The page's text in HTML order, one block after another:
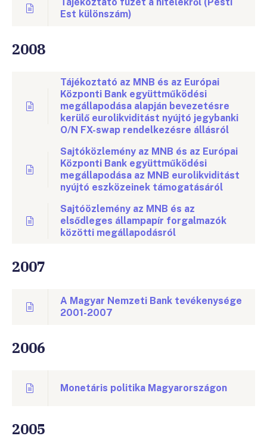
Est különszám)
2008
Tájékoztató az MNB és az Európai
Központi Bank együttműködési
megállapodása alapján bevezetésre
kerülő eurolikviditást nyújtó jegybanki
O/N FX-swap rendelkezésre állásról
Sajtóközlemény az MNB és az Európai
Központi Bank együttműködési
megállapodása az MNB eurolikviditást
nyújtó eszközeinek támogatásáról
Sajtóözlemény az MNB és az
elsődleges állampapír forgalmazók
közötti megállapodásról
2007
A Magyar Nemzeti Bank tevékenysége
2001-2007
2006
Monetáris politika Magyarországon
2005